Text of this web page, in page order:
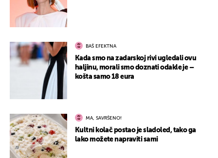
BAŠ EFEKTNA
Kada smo na zadarskoj rivi ugledali ovu
haljinu, morali smo doznati odakle je –
košta samo 18 eura
MA, SAVRŠENO!
Kultni kolač postao je sladoled, tako ga
lako možete napraviti sami